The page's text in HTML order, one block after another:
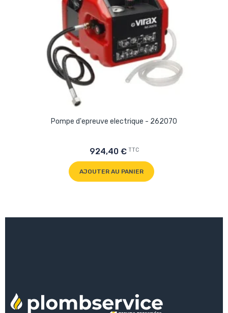
Pompe d'epreuve electrique - 262070
924,40 € TTC
AJOUTER AU PANIER